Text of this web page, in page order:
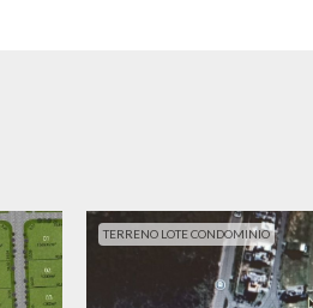
TERRENO LOTE CONDOMINIO